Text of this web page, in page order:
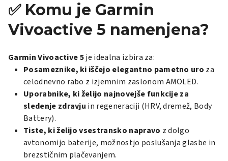
✅ Komu je Garmin
Vivoactive 5 namenjena?
Garmin Vivoactive 5je idealna izbira za:
Posameznike, ki iščejo elegantno pametno uro za
celodnevno rabo z izjemnim zaslonom AMOLED.
Uporabnike, ki želijo najnovejše funkcije za
sledenje zdravju in regeneraciji (HRV, dremež, Body
Battery).
Tiste, ki želijo vsestransko napravo z dolgo
avtonomijo baterije, možnostjo poslušanja glasbe in
brezstičnim plačevanjem.